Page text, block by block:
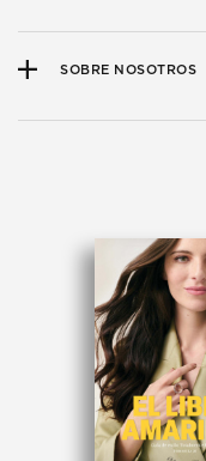
SOBRE NOSOTROS